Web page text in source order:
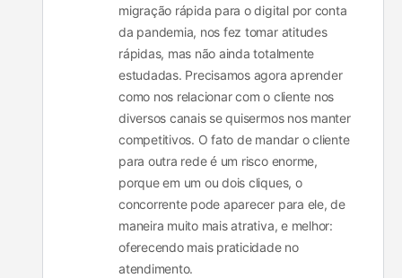
migração rápida para o digital por conta
da pandemia, nos fez tomar atitudes
rápidas, mas não ainda totalmente
estudadas. Precisamos agora aprender
como nos relacionar com o cliente nos
diversos canais se quisermos nos manter
competitivos. O fato de mandar o cliente
para outra rede é um risco enorme,
porque em um ou dois cliques, o
concorrente pode aparecer para ele, de
maneira muito mais atrativa, e melhor:
oferecendo mais praticidade no
atendimento.